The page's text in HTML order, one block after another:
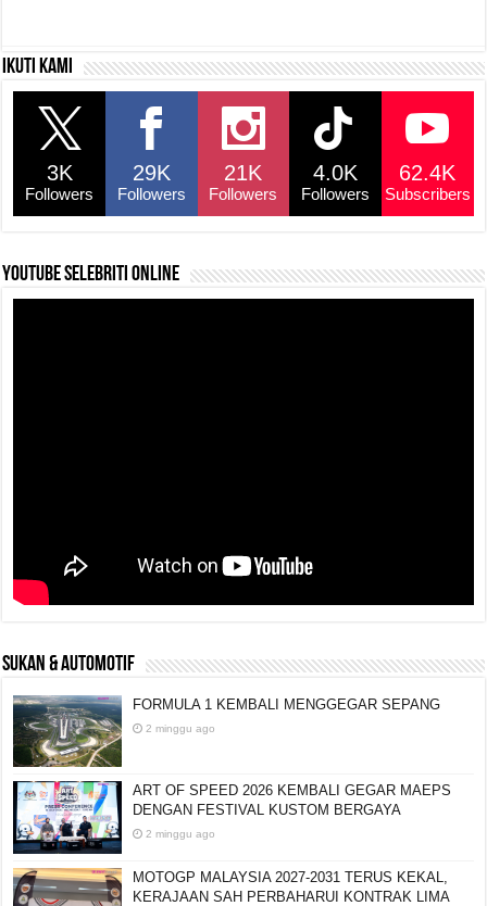
c
e
b
o
o
k
s
p
a
y
Li
n
k
e
Ikuti kami
3K
Followers
29K
Followers
21K
Followers
4.0K
Followers
62.4K
Subscribers
YouTube selebriti online
SUKAN & AUTOMOTIF
FORMULA 1 KEMBALI MENGGEGAR SEPANG
2 minggu ago
ART OF SPEED 2026 KEMBALI GEGAR MAEPS
DENGAN FESTIVAL KUSTOM BERGAYA
2 minggu ago
MOTOGP MALAYSIA 2027-2031 TERUS KEKAL,
KERAJAAN SAH PERBAHARUI KONTRAK LIMA